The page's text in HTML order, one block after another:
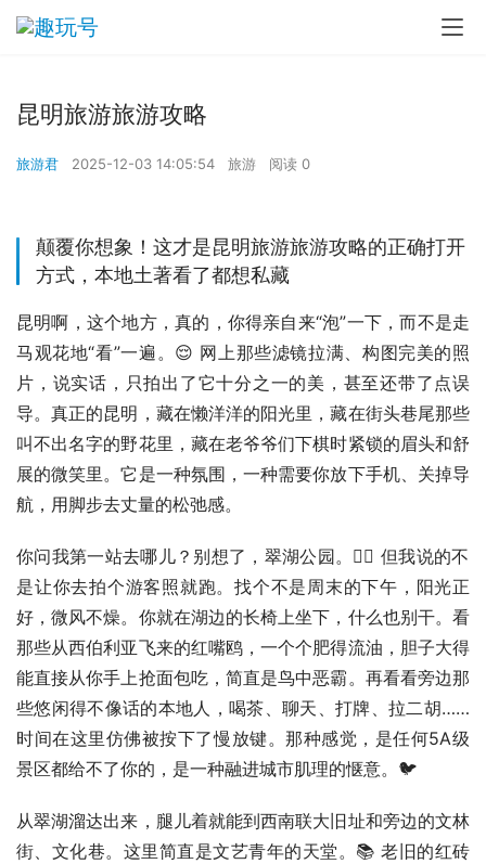
昆明旅游旅游攻略
旅游君 2025-12-03 14:05:54 旅游 阅读 0
颠覆你想象！这才是昆明旅游旅游攻略的正确打开
方式，本地土著看了都想私藏
昆明啊，这个地方，真的，你得亲自来“泡”一下，而不是走
马观花地“看”一遍。😌 网上那些滤镜拉满、构图完美的照
片，说实话，只拍出了它十分之一的美，甚至还带了点误
导。真正的昆明，藏在懒洋洋的阳光里，藏在街头巷尾那些
叫不出名字的野花里，藏在老爷爷们下棋时紧锁的眉头和舒
展的微笑里。它是一种氛围，一种需要你放下手机、关掉导
航，用脚步去丈量的松弛感。
你问我第一站去哪儿？别想了，翠湖公园。🚶‍♀️ 但我说的不
是让你去拍个游客照就跑。找个不是周末的下午，阳光正
好，微风不燥。你就在湖边的长椅上坐下，什么也别干。看
那些从西伯利亚飞来的红嘴鸥，一个个肥得流油，胆子大得
能直接从你手上抢面包吃，简直是鸟中恶霸。再看看旁边那
些悠闲得不像话的本地人，喝茶、聊天、打牌、拉二胡……
时间在这里仿佛被按下了慢放键。那种感觉，是任何5A级
景区都给不了你的，是一种融进城市肌理的惬意。🐦
从翠湖溜达出来，腿儿着就能到西南联大旧址和旁边的文林
街、文化巷。这里简直是文艺青年的天堂。📚 老旧的红砖